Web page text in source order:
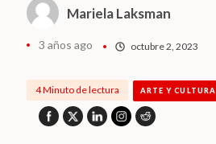
Mariela Laksman
3 años ago octubre 2, 2023
4 Minuto de lectura ARTE Y CULTURA